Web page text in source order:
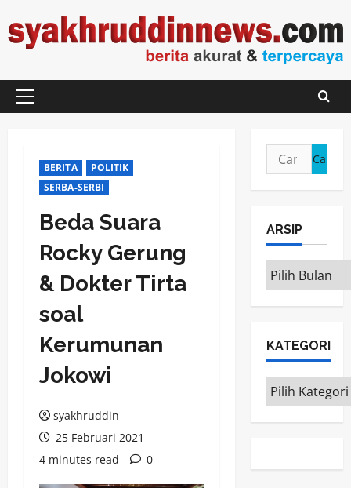
to
content
Primary
BERITA
POLITIK
SERBA-SERBI
Beda Suara
Rocky Gerung
& Dokter Tirta
soal
Kerumunan
Jokowi
syakhruddin
25 Februari 2021
4 minutes read
0
Cari
untuk:
ARSIP
ARSIP
KATEGORI
Kategori